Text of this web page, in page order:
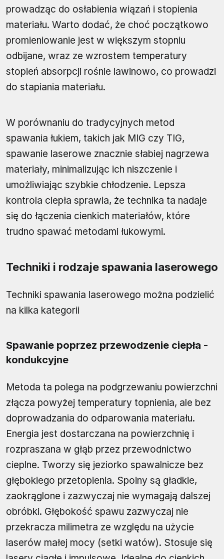
prowadząc do osłabienia wiązań i stopienia
materiału. Warto dodać, że choć początkowo
promieniowanie jest w większym stopniu
odbijane, wraz ze wzrostem temperatury
stopień absorpcji rośnie lawinowo, co prowadzi
do stapiania materiału.
W porównaniu do tradycyjnych metod
spawania łukiem, takich jak MIG czy TIG,
spawanie laserowe znacznie słabiej nagrzewa
materiały, minimalizując ich niszczenie i
umożliwiając szybkie chłodzenie. Lepsza
kontrola ciepła sprawia, że technika ta nadaje
się do łączenia cienkich materiałów, które
trudno spawać metodami łukowymi.
Techniki i rodzaje spawania laserowego
Techniki spawania laserowego można podzielić
na kilka kategorii
Spawanie poprzez przewodzenie ciepła -
kondukcyjne
Metoda ta polega na podgrzewaniu powierzchni
złącza powyżej temperatury topnienia, ale bez
doprowadzania do odparowania materiału.
Energia jest dostarczana na powierzchnię i
rozpraszana w głąb przez przewodnictwo
cieplne. Tworzy się jeziorko spawalnicze bez
głębokiego przetopienia. Spoiny są gładkie,
zaokrąglone i zazwyczaj nie wymagają dalszej
obróbki. Głębokość spawu zazwyczaj nie
przekracza milimetra ze względu na użycie
laserów małej mocy (setki watów). Stosuje się